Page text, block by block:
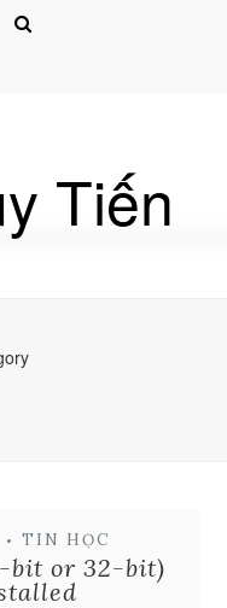
Tiến
• TIN HỌC
bit or 32-bit)